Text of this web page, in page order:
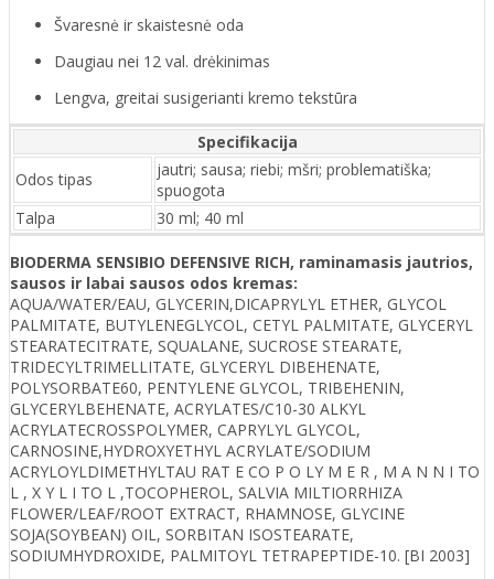
Švaresnė ir skaistesnė oda
Daugiau nei 12 val. drėkinimas
Lengva, greitai susigerianti kremo tekstūra
Specifikacija
Odos tipas
jautri; sausa; riebi; mšri; problematiška;
spuogota
Talpa
30 ml; 40 ml
BIODERMA SENSIBIO DEFENSIVE RICH, raminamasis jautrios,
sausos ir labai sausos odos kremas:
AQUA/WATER/EAU, GLYCERIN,DICAPRYLYL ETHER, GLYCOL
PALMITATE, BUTYLENEGLYCOL, CETYL PALMITATE, GLYCERYL
STEARATECITRATE, SQUALANE, SUCROSE STEARATE,
TRIDECYLTRIMELLITATE, GLYCERYL DIBEHENATE,
POLYSORBATE60, PENTYLENE GLYCOL, TRIBEHENIN,
GLYCERYLBEHENATE, ACRYLATES/C10-30 ALKYL
ACRYLATECROSSPOLYMER, CAPRYLYL GLYCOL,
CARNOSINE,HYDROXYETHYL ACRYLATE/SODIUM
ACRYLOYLDIMETHYLTAU RAT E CO P O LY M E R , M A N N I TO
L , X Y L I TO L ,TOCOPHEROL, SALVIA MILTIORRHIZA
FLOWER/LEAF/ROOT EXTRACT, RHAMNOSE, GLYCINE
SOJA(SOYBEAN) OIL, SORBITAN ISOSTEARATE,
SODIUMHYDROXIDE, PALMITOYL TETRAPEPTIDE-10. [BI 2003]